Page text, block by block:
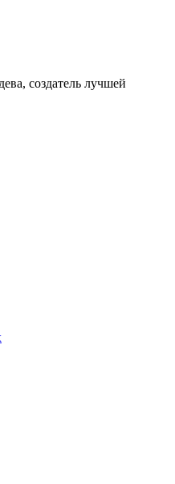
создатель лучшей